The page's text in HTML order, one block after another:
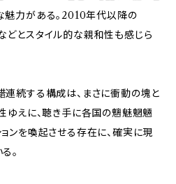
魅力がある。2010年代以降の
とスタイル的な親和性も感じら
続する構成は、まさに衝動の塊と
ゆえに、聴き手に各国の魑魅魍魎
ンを喚起させる存在に、確実に現
。